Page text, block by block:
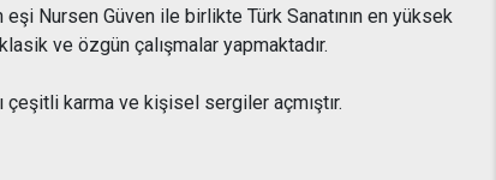
Nursen Güven ile birlikte Türk Sanatının en yüksek
ve özgün çalışmalar yapmaktadır.
karma ve kişisel sergiler açmıştır.